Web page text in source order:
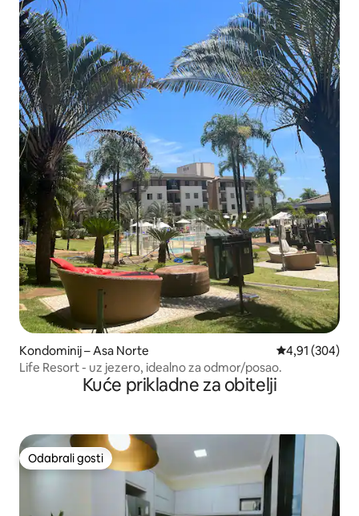
Kondominij – Asa Norte Prosječna
4,91 (304)
Life Resort - uz jezero, idealno za odmor/posao.
Kuće prikladne za obitelji
Odabrali gosti
Odabrali gosti